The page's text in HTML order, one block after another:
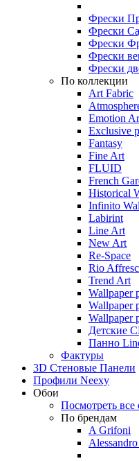
Фрески
Фрески
Фрески
Фрески
Фрески
По коллекции
Art Fabric
Emotion
Exclusive
Fantasy
Fine Art
FLUID
French
Historical
Infinito
Labirint
Line Art
New Art
Re-Space
Rio
Trend Art
Wallpaper
Wallpaper
Wallpaper
Детские
Панно
Фактуры
3D Стеновые Панели
Профили Neexy
Обои
Посмотреть все
По брендам
A Grifoni